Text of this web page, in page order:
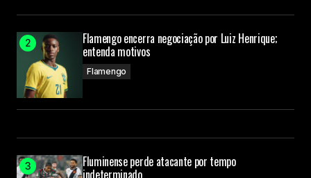
Flamengo encerra negociação por Luiz Henrique;
entenda motivos
Flamengo
Fluminense perde atacante por tempo
indeterminado